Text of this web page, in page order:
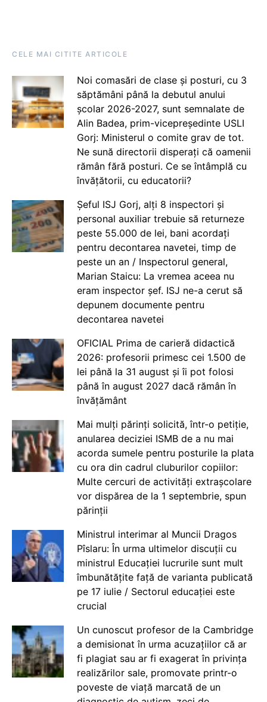
CELE MAI CITITE ARTICOLE
Noi comasări de clase și posturi, cu 3
săptămâni până la debutul anului
școlar 2026-2027, sunt semnalate de
Alin Badea, prim-vicepreședinte USLI
Gorj: Ministerul o comite grav de tot.
Ne sună directorii disperați că oamenii
rămân fără posturi. Ce se întâmplă cu
învățătorii, cu educatorii?
Șeful ISJ Gorj, alți 8 inspectori și
personal auxiliar trebuie să returneze
peste 55.000 de lei, bani acordați
pentru decontarea navetei, timp de
peste un an / Inspectorul general,
Marian Staicu: La vremea aceea nu
eram inspector șef. ISJ ne-a cerut să
depunem documente pentru
decontarea navetei
OFICIAL Prima de carieră didactică
2026: profesorii primesc cei 1.500 de
lei până la 31 august și îi pot folosi
până în august 2027 dacă rămân în
învățământ
Mai mulți părinți solicită, într-o petiție,
anularea deciziei ISMB de a nu mai
acorda sumele pentru posturile la plata
cu ora din cadrul cluburilor copiilor:
Multe cercuri de activități extrașcolare
vor dispărea de la 1 septembrie, spun
părinții
Ministrul interimar al Muncii Dragos
Pîslaru: În urma ultimelor discuții cu
ministrul Educației lucrurile sunt mult
îmbunătățite față de varianta publicată
pe 17 iulie / Sectorul educației este
crucial
Un cunoscut profesor de la Cambridge
a demisionat în urma acuzațiilor că ar
fi plagiat sau ar fi exagerat în privința
realizărilor sale, promovate printr-o
poveste de viață marcată de un